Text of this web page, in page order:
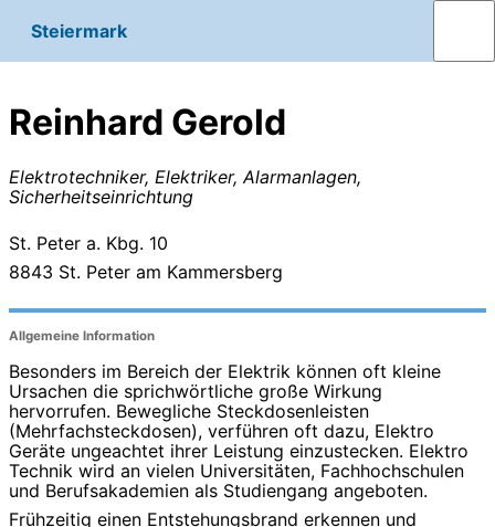
Steiermark
Reinhard Gerold
Elektrotechniker, Elektriker, Alarmanlagen,
Sicherheitseinrichtung
St. Peter a. Kbg. 10
8843 St. Peter am Kammersberg
Allgemeine Information
Besonders im Bereich der Elektrik können oft kleine
Ursachen die sprichwörtliche große Wirkung
hervorrufen. Bewegliche Steckdosenleisten
(Mehrfachsteckdosen), verführen oft dazu, Elektro
Geräte ungeachtet ihrer Leistung einzustecken. Elektro
Technik wird an vielen Universitäten, Fachhochschulen
und Berufsakademien als Studiengang angeboten.
Frühzeitig einen Entstehungsbrand erkennen und